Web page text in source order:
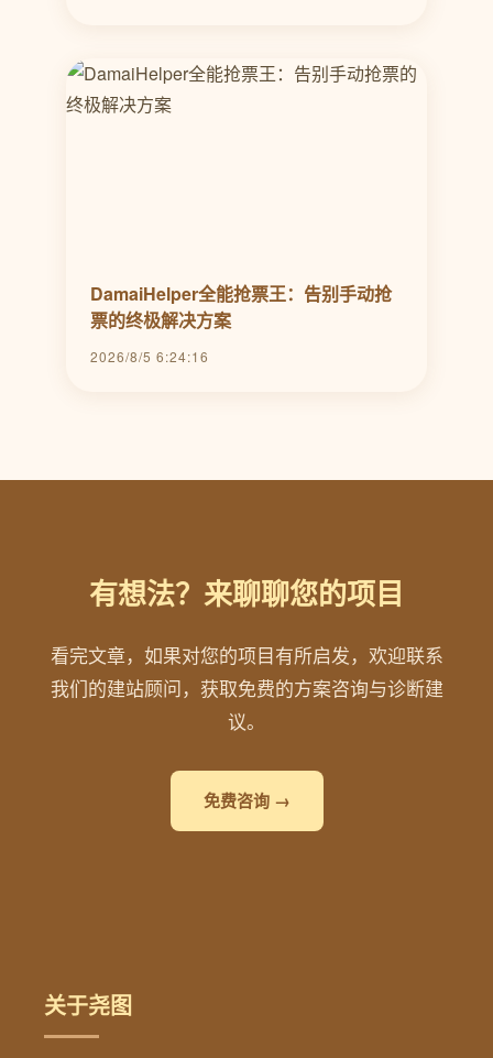
DamaiHelper全能抢票王：告别手动抢
票的终极解决方案
2026/8/5 6:24:16
有想法？来聊聊您的项目
看完文章，如果对您的项目有所启发，欢迎联系
我们的建站顾问，获取免费的方案咨询与诊断建
议。
免费咨询 →
关于尧图